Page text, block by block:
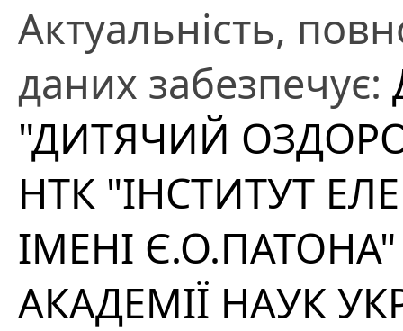
Актуальність,
даних забезпечує:
"ДИТЯЧИЙ
НТК "ІНСТИТУТ
ІМЕНІ
АКАДЕМІЇ НАУК